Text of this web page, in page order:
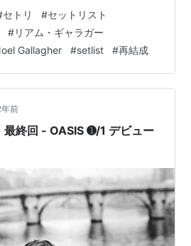
ギャラガー、ガガをボロクソ！
るだけで、音楽は大したことな
い。
ラガーがタモさんやMステをデ
違いであることが判明したよ |
'Wonderwall' to
tribute band' at London gig -
Amazon 2025年7月4日（金）
ーディフ・プリンシパリティ・ス
SE. Fuckin' in the Bushes01…
セトリ #セットリスト
#リアム・ギャラガー
Gallagher #setlist #再結成
年前
終回 - OASIS ➊/1 デビュー